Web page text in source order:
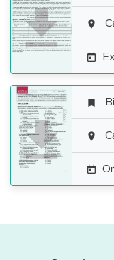
 




